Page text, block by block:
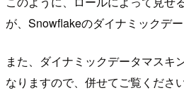
が、Snowflakeのダイナミックデー
また、ダイナミックデータマスキ
なりますので、併せてご覧ください